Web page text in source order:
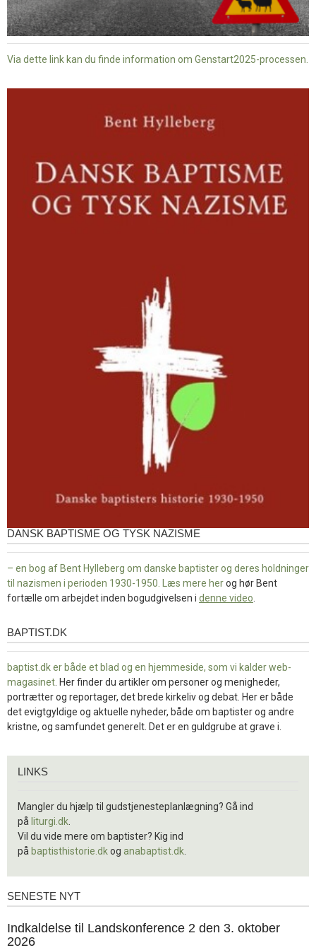
Via dette link kan du finde information om Genstart2025-processen.
DANSK BAPTISME OG TYSK NAZISME
– en bog af Bent Hylleberg om danske baptister og deres holdninger
til nazismen i perioden 1930-1950. Læs mere herog hør Bent
fortælle om arbejdet inden bogudgivelsen i denne video
baptist.dk
BAPTIST.DK
baptist.dk er både et blad og en hjemmeside, som vi kalder web-
magasinet . Her finder du artikler om personer og menigheder,
portrætter og reportager, det brede kirkeliv og debat. Her er både
det evigtgyldige og aktuelle nyheder, både om baptister og andre
kristne, og samfundet generelt. Det er en guldgrube at grave i.
LINKS
Mangler du hjælp til gudstjenesteplanlægning? Gå ind
på liturgi.dk
Vil du vide mere om baptister? Kig ind
på baptisthistorie.dkog anabaptist.dk
Seneste
SENESTE NYT
1.
jul.
Indkaldelse til Landskonference 2 den 3. oktober
2026